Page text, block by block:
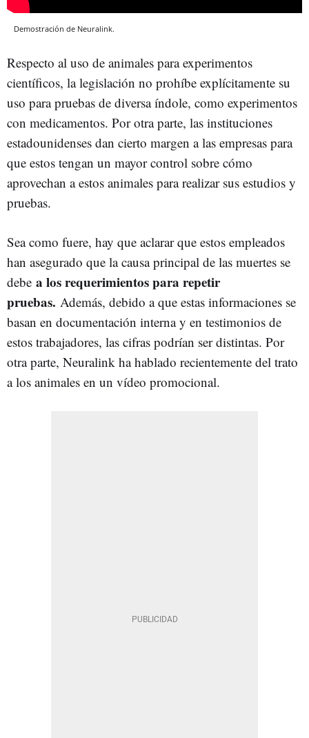
Demostración de Neuralink.
Respecto al uso de animales para experimentos
científicos, la legislación no prohíbe explícitamente su
uso para pruebas de diversa índole, como experimentos
con medicamentos. Por otra parte, las instituciones
estadounidenses dan cierto margen a las empresas para
que estos tengan un mayor control sobre cómo
aprovechan a estos animales para realizar sus estudios y
pruebas.
Sea como fuere, hay que aclarar que estos empleados
han asegurado que la causa principal de las muertes se
debe a los requerimientos para repetir
pruebas. Además, debido a que estas informaciones se
basan en documentación interna y en testimonios de
estos trabajadores, las cifras podrían ser distintas. Por
otra parte, Neuralink ha hablado recientemente del trato
a los animales en un vídeo promocional.